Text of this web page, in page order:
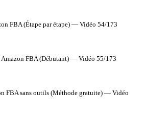
FBA (Étape par étape) — Vidéo 54/173
FBA (Débutant) — Vidéo 55/173
FBA sans outils (Méthode gratuite) — Vidéo